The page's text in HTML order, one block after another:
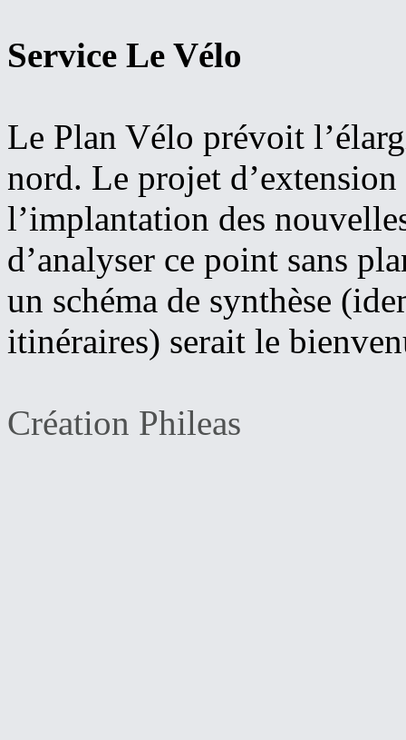
Service Le Vélo
Le Plan Vélo prévoit
nord. Le projet
l’implantation des
d’analyser ce point sans
un schéma de synthèse
itinéraires) serait le
Création Phileas